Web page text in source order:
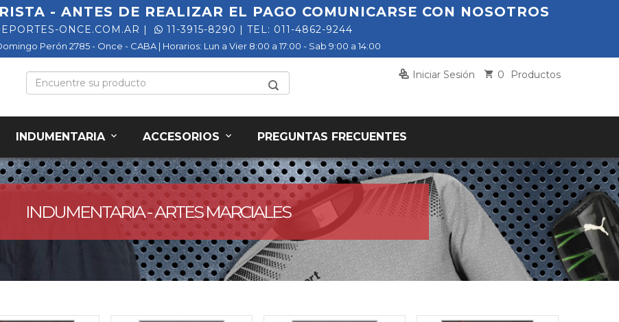
- ANTES DE REALIZAR EL PAGO COMUNICARSE CON NOSOTROS
ONCE.COM.AR | 11-3915-8290 | TEL: 011-4862-9244
Perón 2785 - Once - CABA | Horarios: Lun a Vier 8:00 a 17:00 - Sab 9:00 a 14:00
Iniciar Sesión 0 Productos
INDUMENTARIA ACCESORIOS PREGUNTAS FRECUENTES
INDUMENTARIA - ARTES MARCIALES